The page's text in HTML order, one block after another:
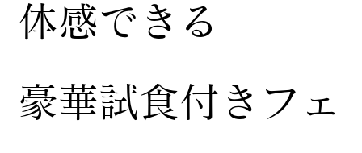
体感できる
豪華試食付きフェ